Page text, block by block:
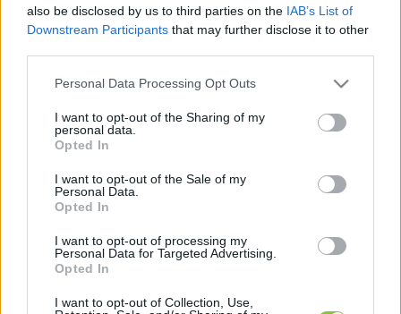
also be disclosed by us to third parties on the IAB’s List of
Downstream Participants that may further disclose it to other
Please note that this website/app uses one or more Google
not limited to your visit or usage behaviour. You may click to
grant or deny consent to Google and its third-party tags to
use your data for below specified purposes in below Google
consent section.
Personal Data Processing Opt Outs
I want to opt-out of the Sharing of my
personal data.
Opted In
I want to opt-out of the Sale of my
Personal Data.
Opted In
I want to opt-out of processing my
Personal Data for Targeted Advertising.
Opted In
I want to opt-out of Collection, Use,
Sorrend
ÉÉÉÉ.HH.NN ÉÉÉÉ.HH.NN